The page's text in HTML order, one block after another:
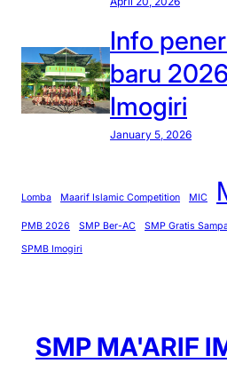
Info
baru
Imogiri
January 5, 2026
Lomba Maarif Islamic Competition MIC
PMB 2026 SMP Ber-AC SMP Gratis
SPMB Imogiri
SMP MA'ARIF